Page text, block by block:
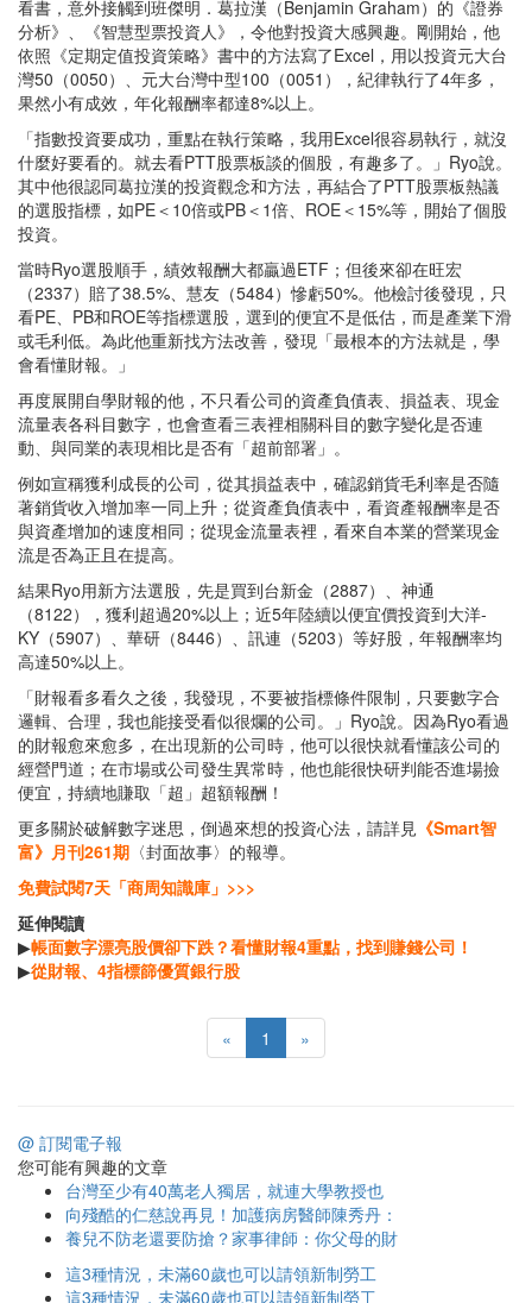
看書，意外接觸到班傑明．葛拉漢（Benjamin Graham）的《證券
分析》、《智慧型票投資人》，令他對投資大感興趣。剛開始，他
依照《定期定值投資策略》書中的方法寫了Excel，用以投資元大台
灣50（0050）、元大台灣中型100（0051），紀律執行了4年多，
果然小有成效，年化報酬率都達8%以上。
「指數投資要成功，重點在執行策略，我用Excel很容易執行，就沒
什麼好要看的。就去看PTT股票板談的個股，有趣多了。」Ryo說。
其中他很認同葛拉漢的投資觀念和方法，再結合了PTT股票板熱議
的選股指標，如PE＜10倍或PB＜1倍、ROE＜15%等，開始了個股
投資。
當時Ryo選股順手，績效報酬大都贏過ETF；但後來卻在旺宏
（2337）賠了38.5%、慧友（5484）慘虧50%。他檢討後發現，只
看PE、PB和ROE等指標選股，選到的便宜不是低估，而是產業下滑
或毛利低。為此他重新找方法改善，發現「最根本的方法就是，學
會看懂財報。」
再度展開自學財報的他，不只看公司的資產負債表、損益表、現金
流量表各科目數字，也會查看三表裡相關科目的數字變化是否連
動、與同業的表現相比是否有「超前部署」。
例如宣稱獲利成長的公司，從其損益表中，確認銷貨毛利率是否隨
著銷貨收入增加率一同上升；從資產負債表中，看資產報酬率是否
與資產增加的速度相同；從現金流量表裡，看來自本業的營業現金
流是否為正且在提高。
結果Ryo用新方法選股，先是買到台新金（2887）、神通
（8122），獲利超過20%以上；近5年陸續以便宜價投資到大洋-
KY（5907）、華研（8446）、訊連（5203）等好股，年報酬率均
高達50%以上。
「財報看多看久之後，我發現，不要被指標條件限制，只要數字合
邏輯、合理，我也能接受看似很爛的公司。」Ryo說。因為Ryo看過
的財報愈來愈多，在出現新的公司時，他可以很快就看懂該公司的
經營門道；在市場或公司發生異常時，他也能很快研判能否進場撿
便宜，持續地賺取「超」超額報酬！
更多關於破解數字迷思，倒過來想的投資心法，請詳見 《Smart智
富》月刊261期 〈封面故事〉的報導。
免費試閱7天「商周知識庫」>>>
延伸閱讀
▶帳面數字漂亮股價卻下跌？看懂財報4重點，找到賺錢公司！
▶從財報、4指標篩優質銀行股
« 1 »
@ 訂閱電子報
您可能有興趣的文章
台灣至少有40萬老人獨居，就連大學教授也
向殘酷的仁慈說再見！加護病房醫師陳秀丹：
養兒不防老還要防搶？家事律師：你父母的財
這3種情況，未滿60歲也可以請領新制勞工
這3種情況，未滿60歲也可以請領新制勞工